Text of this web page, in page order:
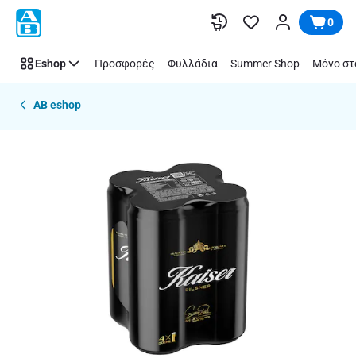
Παράλειψη 0
Eshop Προσφορές Φυλλάδια Summer Shop Μόνο
AB eshop